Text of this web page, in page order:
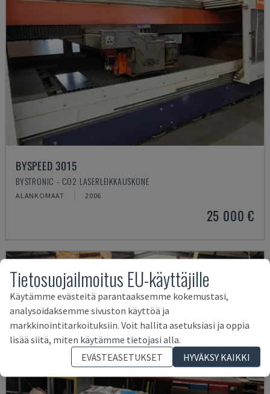
BYSPEED 3015
BYSTRONIC - CO2 LASERLEIKKAUSKONE
ALANKOMAAT 2006
25 000 €
Tietosuojailmoitus EU-käyttäjille
Käytämme evästeitä parantaaksemme kokemustasi,
analysoidaksemme sivuston käyttöä ja
markkinointitarkoituksiin. Voit hallita asetuksiasi ja oppia
lisää siitä, miten käytämme tietojasi alla.
EVÄSTEASETUKSET
HYVÄKSY KAIKKI